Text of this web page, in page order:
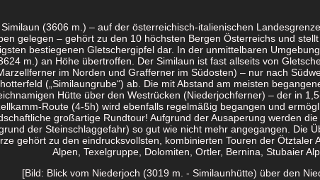
Similaun (3606 m.) – auf der österreichisch-italienischen
gelegen – gehört zu den 10 höchsten Bergen Österreichs und
bestiegenen Gletschergipfel dar. In der unmittelbaren
m.) an Höhe übertroffen. Der Similaun ist fast allseits von
im Norden und Grafferner im Südosten) – nur nach
(„Similaungrube“) ab. Die mit Abstand am meisten
Hütte über den Westrücken (Niederjochferner) – der in
Route (4-5h) wird ebenfalls regelmäßig begangen und
großartige Rundtour! Aufgrund der Ausaperung werden
der Steinschlaggefahr) so gut wie nicht mehr angegangen. Die
gehört zu den eindrucksvollsten, kombinierten Touren der Ötztaler
Alpen, Texelgruppe, Dolomiten, Ortler, Bernina, Stubaier
[Bild: Blick vom Niederjoch (3019 m. - Similaunhütte) über den